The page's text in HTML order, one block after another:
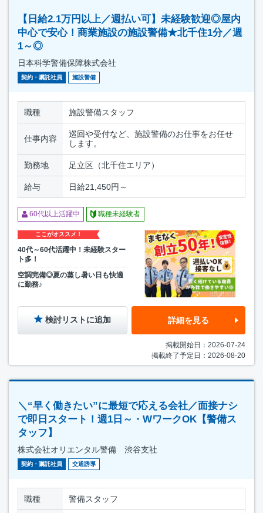
【日給2.1万円以上／週払い可】未経験歓迎◎屋内
中心で安心！商業施設の施設警備★北千住1分／週
1～◎
日本科学警備保障株式会社
契約・嘱託社員 施設警備
職種 施設警備スタッフ
仕事内容
巡回や受付など、施設警備のお仕事をお任せ
します。
勤務地 足立区（北千住エリア）
給与 日給21,450円～
60代以上活躍中 職種未経験者
ここがオススメ！
40代～60代活躍中！未経験スター
ト多！
空調完備◎夏の蒸し暑い日も快適
に勤務♪
検討リストに追加 詳細を見る
掲載開始日：2026-07-24
掲載終了予定日：2026-08-20
＼“早く働きたい”に最短で応える会社／面接ナシ
で即日スタート！週1日～・WワークOK【警備ス
タッフ】
株式会社オリエンタル警備 渋谷支社
契約・嘱託社員 交通誘導
職種 警備スタッフ